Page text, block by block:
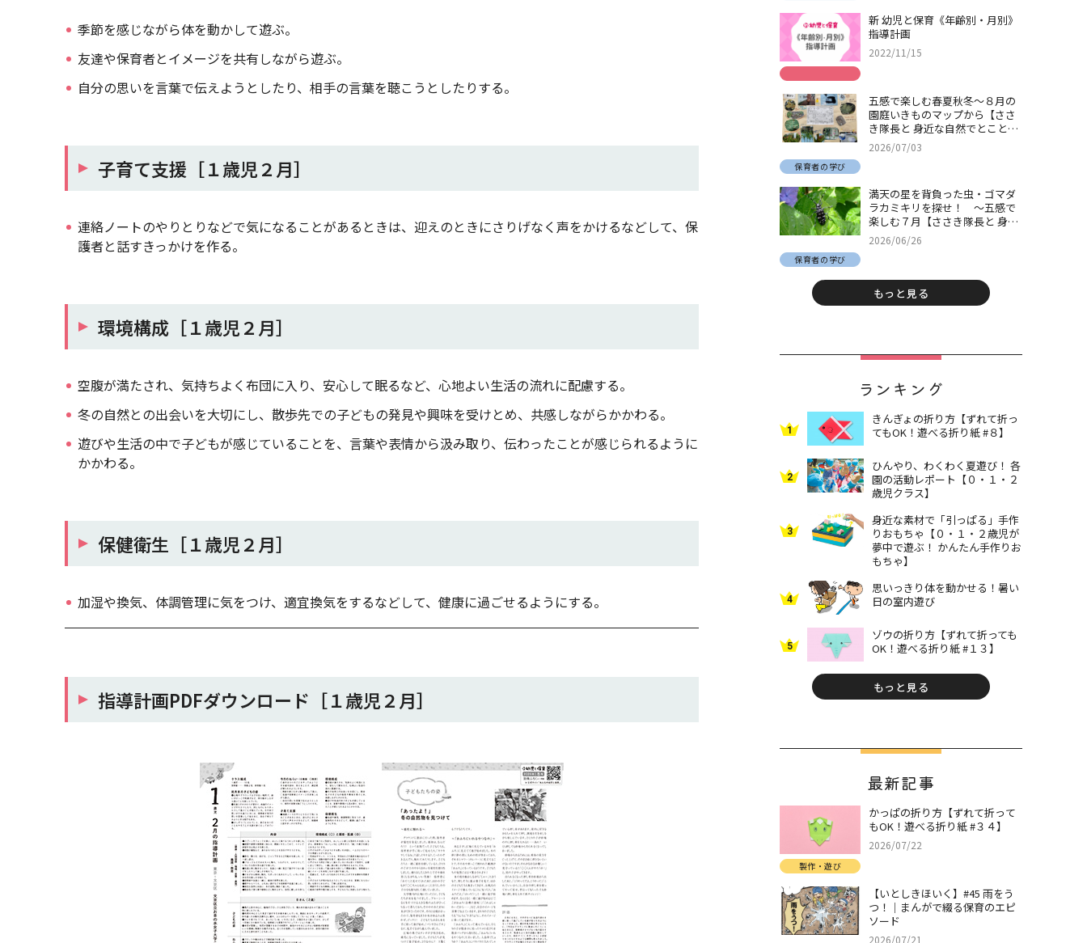
季節を感じながら体を動かして遊ぶ。
友達や保育者とイメージを共有しながら遊ぶ。
自分の思いを言葉で伝えようとしたり、相手の言葉を聴こうとしたりする。
子育て支援［１歳児２月］
連絡ノートのやりとりなどで気になることがあるときは、迎えのときにさりげなく声をかけるなどして、保
護者と話すきっかけを作る。
環境構成［１歳児２月］
空腹が満たされ、気持ちよく布団に入り、安心して眠るなど、心地よい生活の流れに配慮する。
冬の自然との出会いを大切にし、散歩先での子どもの発見や興味を受けとめ、共感しながらかかわる。
遊びや生活の中で子どもが感じていることを、言葉や表情から汲み取り、伝わったことが感じられるように
かかわる。
保健衛生［１歳児２月］
加湿や換気、体調管理に気をつけ、適宜換気をするなどして、健康に過ごせるようにする。
指導計画PDFダウンロード［１歳児２月］
新 幼児と保育《年齢別・月別》
指導計画
2022/11/15
五感で楽しむ春夏秋冬～８月の
園庭いきものマップから【ささ
き隊長と 身近な自然でとことん
遊ぼう！＃31】
2026/07/03
保育者の学び
満天の星を背負った虫・ゴマダ
ラカミキリを探せ！ ～五感で
楽しむ７月【ささき隊長と 身近
な自然でとことん遊ぼう！＃
30】
2026/06/26
保育者の学び
もっと見る
ランキング
1
きんぎょの折り方【ずれて折っ
てもOK！遊べる折り紙 #８】
2
ひんやり、わくわく夏遊び！ 各
園の活動レポート【０・１・２
歳児クラス】
3
身近な素材で「引っぱる」手作
りおもちゃ【０・１・２歳児が
夢中で遊ぶ！ かんたん手作りお
もちゃ】
4
思いっきり体を動かせる！暑い
日の室内遊び
5
ゾウの折り方【ずれて折っても
OK！遊べる折り紙 #１３】
もっと見る
最新記事
かっぱの折り方【ずれて折って
もOK！遊べる折り紙 #３４】
2026/07/22
製作・遊び
【いとしきほいく】#45 雨をう
つ！｜まんがで綴る保育のエピ
ソード
2026/07/21